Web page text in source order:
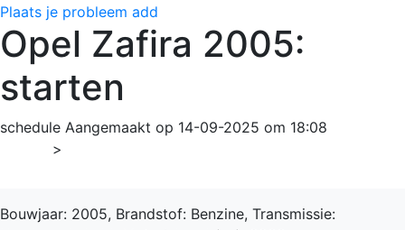
Plaats je probleem add
Opel Zafira 2005:
starten
schedule Aangemaakt op 14-09-2025 om 18:08
>
Bouwjaar: 2005, Brandstof: Benzine, Transmissie: